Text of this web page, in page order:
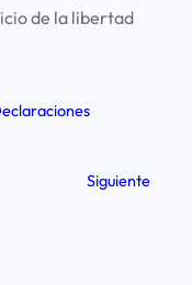
de la libertad
Siguiente